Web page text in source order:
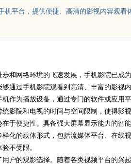
机平台，提供便捷、高清的影视内容观
步和网络环境的飞速发展，手机影院已成
通过手机影院观看到高清、丰富的影视
作为播放设备，通过专门的软件或应用
影院和电视的时间与空间限制，使得影
于便捷性。具备强大屏幕显示能力的智
化的载体形式，包括流媒体平台、在线
不受限。
户的观影选择。随着各类视频平台的兴
发体系全解析